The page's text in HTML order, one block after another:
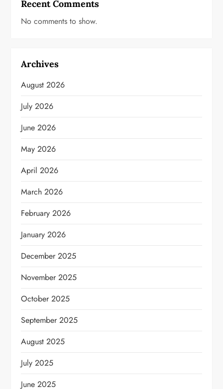
Recent Comments
No comments to show.
Archives
August 2026
July 2026
June 2026
May 2026
April 2026
March 2026
February 2026
January 2026
December 2025
November 2025
October 2025
September 2025
August 2025
July 2025
June 2025